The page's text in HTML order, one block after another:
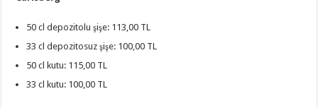
50 cl depozitolu şişe: 113,00 TL
33 cl depozitosuz şişe: 100,00 TL
50 cl kutu: 115,00 TL
33 cl kutu: 100,00 TL